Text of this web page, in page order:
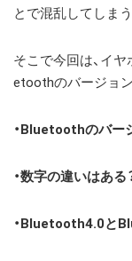
とで混乱してしま
そこで今回は、イ
etoothのバージョ
・Bluetoothのバー
・数字の違いはある
・Bluetooth4.0と